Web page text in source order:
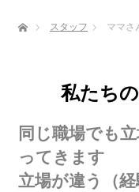
ホーム スタッフ ママさ
私たち
同じ職場でも
ってきます
立場が違う（